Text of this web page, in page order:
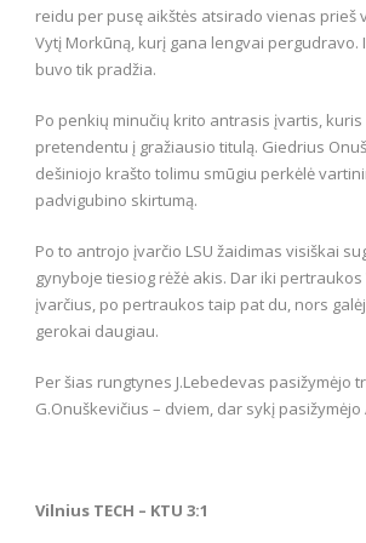
reidu per pusę aikštės atsirado vienas prieš
Vytį Morkūną, kurį gana lengvai pergudravo.
buvo tik pradžia.
Po penkių minučių krito antrasis įvartis, kuris
pretendentu į gražiausio titulą. Giedrius
dešiniojo krašto tolimu smūgiu perkėlė
padvigubino skirtumą.
Po to antrojo įvarčio LSU žaidimas visiškai
gynyboje tiesiog rėžė akis. Dar iki pertraukos
įvarčius, po pertraukos taip pat du, nors
gerokai daugiau.
Per šias rungtynes J.Lebedevas pasižymėjo
G.Onuškevičius – dviem, dar sykį
Vilnius TECH – KTU 3:1